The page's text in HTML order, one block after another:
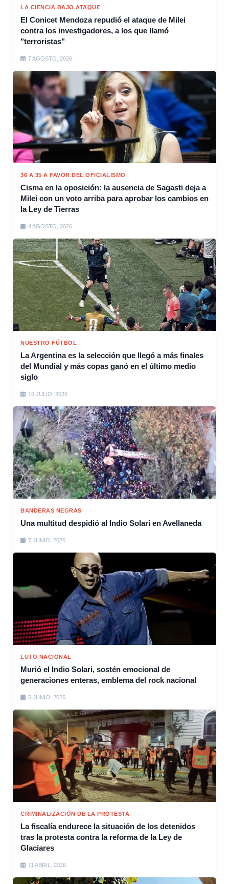
LA CIENCIA BAJO ATAQUE
El Conicet Mendoza repudió el ataque de Milei
contra los investigadores, a los que llamó
"terroristas"
7 AGOSTO, 2026
36 A 35 A FAVOR DEL OFICIALISMO
Cisma en la oposición: la ausencia de Sagasti deja a
Milei con un voto arriba para aprobar los cambios en
la Ley de Tierras
4 AGOSTO, 2026
NUESTRO FÚTBOL
La Argentina es la selección que llegó a más finales
del Mundial y más copas ganó en el último medio
siglo
15 JULIO, 2026
BANDERAS NEGRAS
Una multitud despidió al Indio Solari en Avellaneda
7 JUNIO, 2026
LUTO NACIONAL
Murió el Indio Solari, sostén emocional de
generaciones enteras, emblema del rock nacional
5 JUNIO, 2026
CRIMINALIZACIÓN DE LA PROTESTA
La fiscalía endurece la situación de los detenidos
tras la protesta contra la reforma de la Ley de
Glaciares
11 ABRIL, 2026